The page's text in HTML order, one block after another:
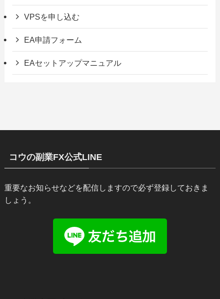
VPSを申し込む
EA申請フォーム
EAセットアップマニュアル
コウの副業FX公式LINE
重要なお知らせなどを配信しますので必ず登録しておきま
しょう。